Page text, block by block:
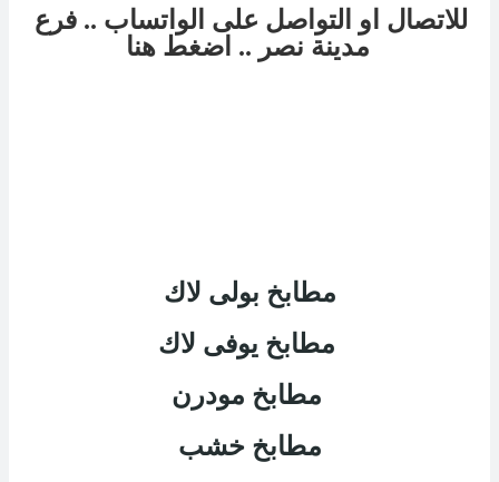
للاتصال او التواصل على الواتساب .. فرع
مدينة نصر .. اضغط هنا
مطابخ بولى لاك
مطابخ يوفى لاك
مطابخ مودرن
مطابخ خشب